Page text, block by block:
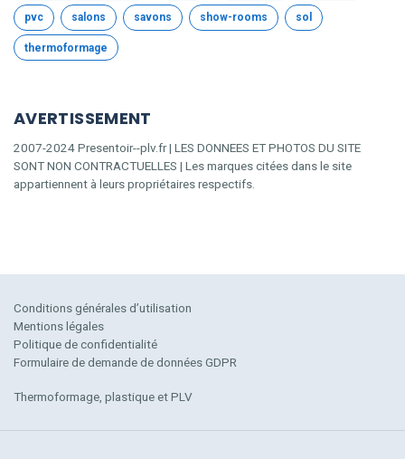
pvc salons savons show-rooms sol
thermoformage
AVERTISSEMENT
2007-2024 Presentoir--plv.fr | LES DONNEES ET PHOTOS DU SITE
SONT NON CONTRACTUELLES | Les marques citées dans le site
appartiennent à leurs propriétaires respectifs.
Conditions générales d’utilisation
Mentions légales
Politique de confidentialité
Formulaire de demande de données GDPR
Thermoformage, plastique et PLV